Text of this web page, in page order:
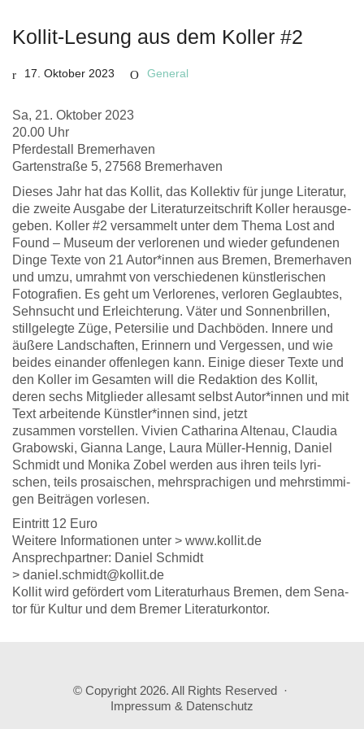
Kollit-Lesung aus dem Koller #2
17. Oktober 2023 General
Sa, 21. Okto­ber 2023
20.00 Uhr
Pfer­de­stall Bre­mer­ha­ven
Gar­ten­stra­ße 5, 27568 Bre­mer­ha­ven
Die­ses Jahr hat das Kol­lit, das Kol­lek­tiv für jun­ge Lite­ra­tur,
die zwei­te Aus­ga­be der Lite­ra­tur­zeit­schrift Kol­ler her­aus­ge­
ge­ben. Kol­ler #2 ver­sam­melt unter dem The­ma Lost and
Found – Muse­um der ver­lo­re­nen und wie­der gefun­de­nen
Din­ge Tex­te von 21 Autor*innen aus Bre­men, Bre­mer­ha­ven
und umzu, umrahmt von ver­schie­de­nen künst­le­ri­schen
Foto­gra­fien. Es geht um Ver­lo­re­nes, ver­lo­ren Geglaub­tes,
Sehn­sucht und Erleich­te­rung. Väter und Son­nen­bril­len,
still­ge­leg­te Züge, Peter­si­lie und Dach­bö­den. Inne­re und
äuße­re Land­schaf­ten, Erin­nern und Ver­ges­sen, und wie
bei­des ein­an­der offen­le­gen kann. Eini­ge die­ser Tex­te und
den Kol­ler im Gesam­ten will die Redak­ti­on des Kol­lit,
deren sechs Mit­glie­der alle­samt selbst Autor*innen und mit
Text arbei­ten­de Künstler*innen sind, jetzt
zusam­men vor­stel­len. Vivi­en Catha­ri­na Alten­au, Clau­dia
Gra­bow­ski, Gian­na Lan­ge, Lau­ra Mül­ler-Hen­nig, Dani­el
Schmidt und Moni­ka Zobel wer­den aus ihren teils lyri­
schen, teils pro­sa­ischen, mehr­spra­chi­gen und mehr­stim­mi­
gen Bei­trä­gen vor­le­sen.
Ein­tritt 12 Euro
Wei­te­re Infor­ma­tio­nen unter > www.kollit.de
Ansprech­part­ner: Dani­el Schmidt
> daniel.schmidt@kollit.de
Kol­lit wird geför­dert vom Lite­ra­tur­haus Bre­men, dem Sena­
tor für Kul­tur und dem Bre­mer Lite­ra­tur­kon­tor.
© Copyright 2026. All Rights Reserved ·
Impressum & Datenschutz